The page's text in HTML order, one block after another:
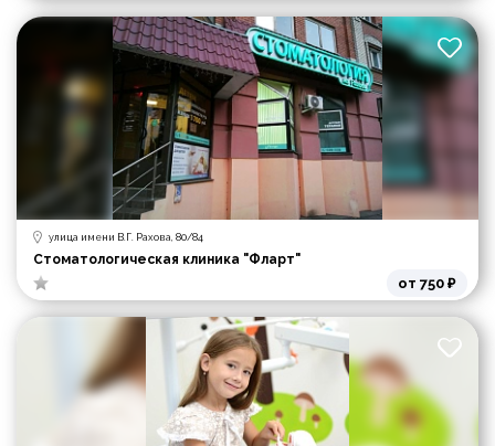
улица имени В.Г. Рахова, 80/84
Стоматологическая клиника "Фларт"
от 750 ₽